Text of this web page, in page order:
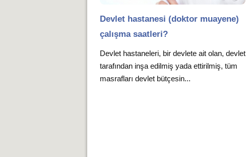
Devlet hastanesi (doktor muayene)
çalışma saatleri?
Devlet hastaneleri, bir devlete ait olan, devlet
tarafından inşa edilmiş yada ettirilmiş, tüm
masrafları devlet bütçesin...